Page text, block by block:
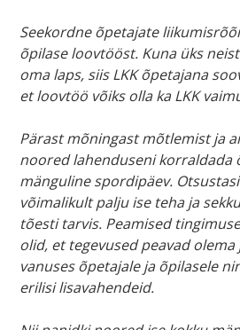
Seekordne õpetajate
õpilase loovtööst. Kuna üks
oma laps, siis LKK õpetajana
et loovtöö võiks olla ka LKK
Pärast mõningast mõtlemist ja
noored lahenduseni korraldada
mänguline spordipäev.
võimalikult palju ise teha ja
tõesti tarvis. Peamised
olid, et tegevused peavad
vanuses õpetajale ja õpilasele
erilisi lisavahendeid.